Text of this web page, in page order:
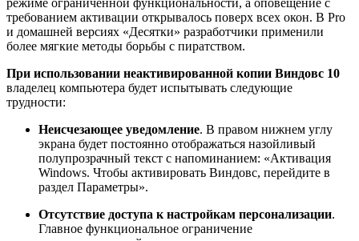
режиме ограниченной функциональности, а оповещение с
требованием активации открывалось поверх всех окон. В Pro
и домашней версиях «Десятки» разработчики применили
более мягкие методы борьбы с пиратством.
При использовании неактивированной копии Виндовс 10
владелец компьютера будет испытывать следующие
трудности:
Неисчезающее уведомление. В правом нижнем углу
экрана будет постоянно отображаться назойливый
полупрозрачный текст с напоминанием: «Активация
Windows. Чтобы активировать Виндовс, перейдите в
раздел Параметры».
Отсутствие доступа к настройкам персонализации.
Главное функциональное ограничение